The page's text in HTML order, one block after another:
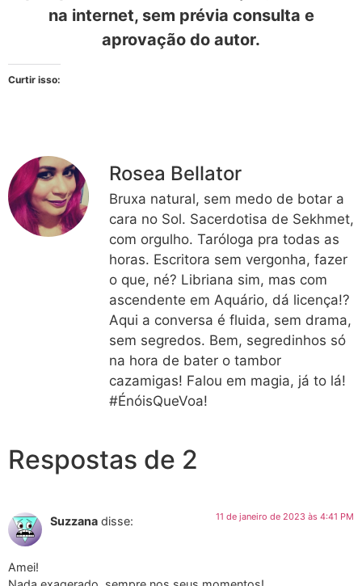
na internet, sem prévia consulta e
aprovação do autor.
Curtir isso:
Rosea Bellator
Bruxa natural, sem medo de botar a
cara no Sol. Sacerdotisa de Sekhmet,
com orgulho. Taróloga pra todas as
horas. Escritora sem vergonha, fazer
o que, né? Libriana sim, mas com
ascendente em Aquário, dá licença!?
Aqui a conversa é fluida, sem drama,
sem segredos. Bem, segredinhos só
na hora de bater o tambor
cazamigas! Falou em magia, já to lá!
#ÉnóisQueVoa!
Respostas de 2
Suzzana disse: 11 de janeiro de 2023 às 4:41 PM
Amei!